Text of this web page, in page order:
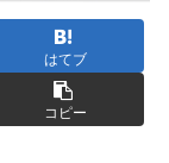
はてブ
コピー